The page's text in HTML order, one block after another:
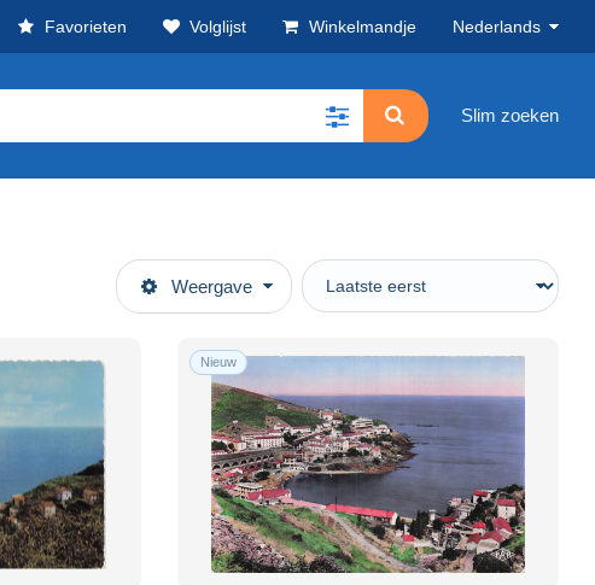
Favorieten Volglijst Winkelmandje Nederlands
Slim zoeken
Weergave
Nieuw